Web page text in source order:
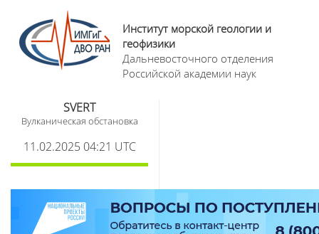
Институт морской геологии и
геофизики
Дальневосточного отделения
Российской академии наук
SVERT
Вулканическая обстановка
11.02.2025 04:21 UTC